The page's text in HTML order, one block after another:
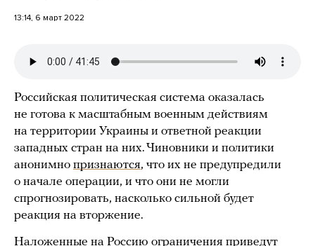
13:14, 6 март 2022
Российская политическая система оказалась
не готова к масштабным военным действиям
на территории Украины и ответной реакции
западных стран на них. Чиновники и политики
анонимно признаются, что их не предупредили
о начале операции, и что они не могли
спрогнозировать, насколько сильной будет
реакция на вторжение.
Наложенные на Россию ограничения приведут